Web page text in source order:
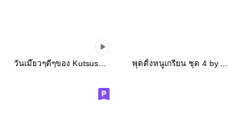
วันเมี๊ยวๆดีๆของ Kutsushita Nyanko พุดดิ้งหนูเกรียน ชุด 4 by Ayumi